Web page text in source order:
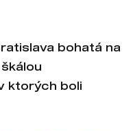
bohatá na
ktorých boli